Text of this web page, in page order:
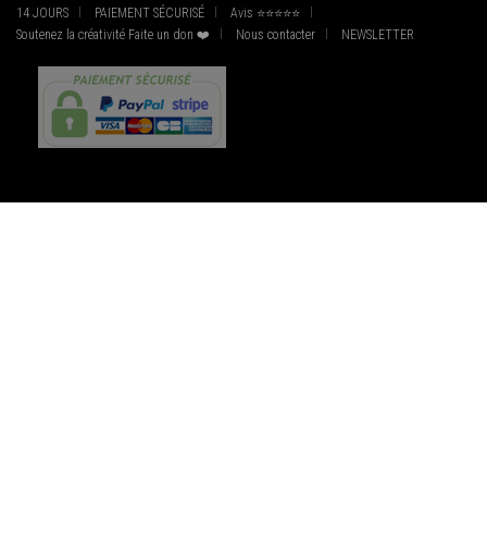
14 JOURS
PAIEMENT SÉCURISÉ
Avis ⭐⭐⭐⭐⭐
Soutenez la créativité Faite un don ❤️
Nous contacter NEWSLETTER